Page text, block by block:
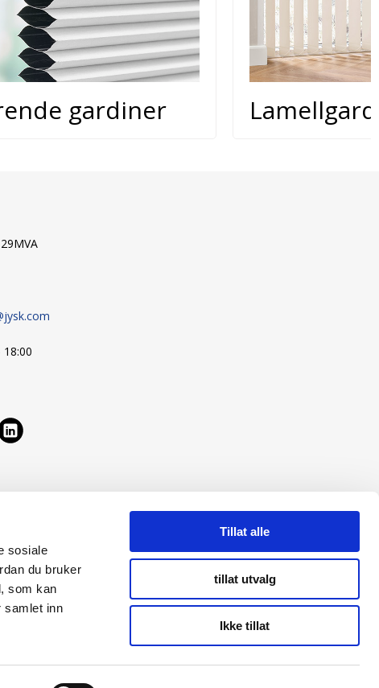
sosiale
du bruker
som kan
samlet inn
Tillat alle
tillat utvalg
Ikke tillat
gardiner